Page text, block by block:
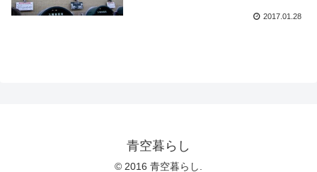
2017.01.28
青空暮らし
© 2016 青空暮らし.